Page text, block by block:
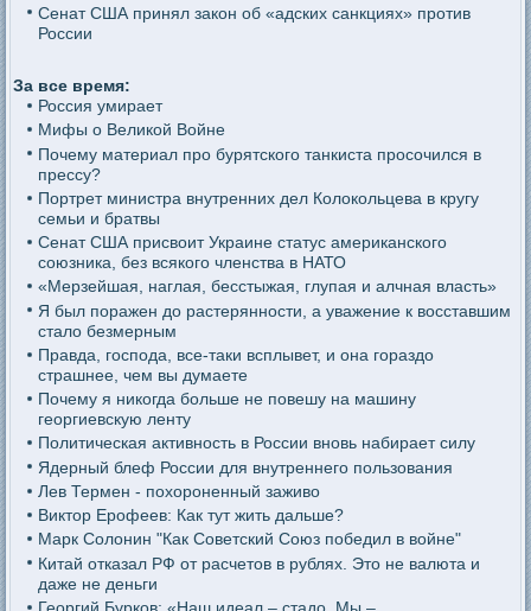
Сенат США принял закон об «адских санкциях» против
России
За все время:
Россия умирает
Мифы о Великой Войне
Почему материал про бурятского танкиста просочился в
прессу?
Портрет министра внутренних дел Колокольцева в кругу
семьи и братвы
Сенат США присвоит Украине статус американского
союзника, без всякого членства в НАТО
«Мерзейшая, наглая, бесстыжая, глупая и алчная власть»
Я был поражен до растерянности, а уважение к восставшим
стало безмерным
Правда, господа, все-таки всплывет, и она гораздо
страшнее, чем вы думаете
Почему я никогда больше не повешу на машину
георгиевскую ленту
Политическая активность в России вновь набирает силу
Ядерный блеф России для внутреннего пользования
Лев Термен - похороненный заживо
Виктор Ерофеев: Как тут жить дальше?
Марк Солонин "Как Советский Союз победил в войне"
Китай отказал РФ от расчетов в рублях. Это не валюта и
даже не деньги